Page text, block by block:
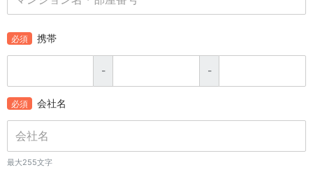
必須 携帯
- -
必須 会社名
最大255文字